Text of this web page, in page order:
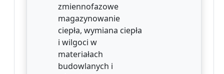
zmiennofazowe
magazynowanie
ciepła, wymiana ciepła
i wilgoci w
materiałach
budowlanych i